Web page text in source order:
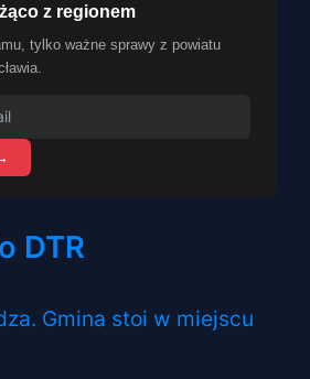
z regionem
tylko ważne sprawy z powiatu
DTR
Gmina stoi w miejscu